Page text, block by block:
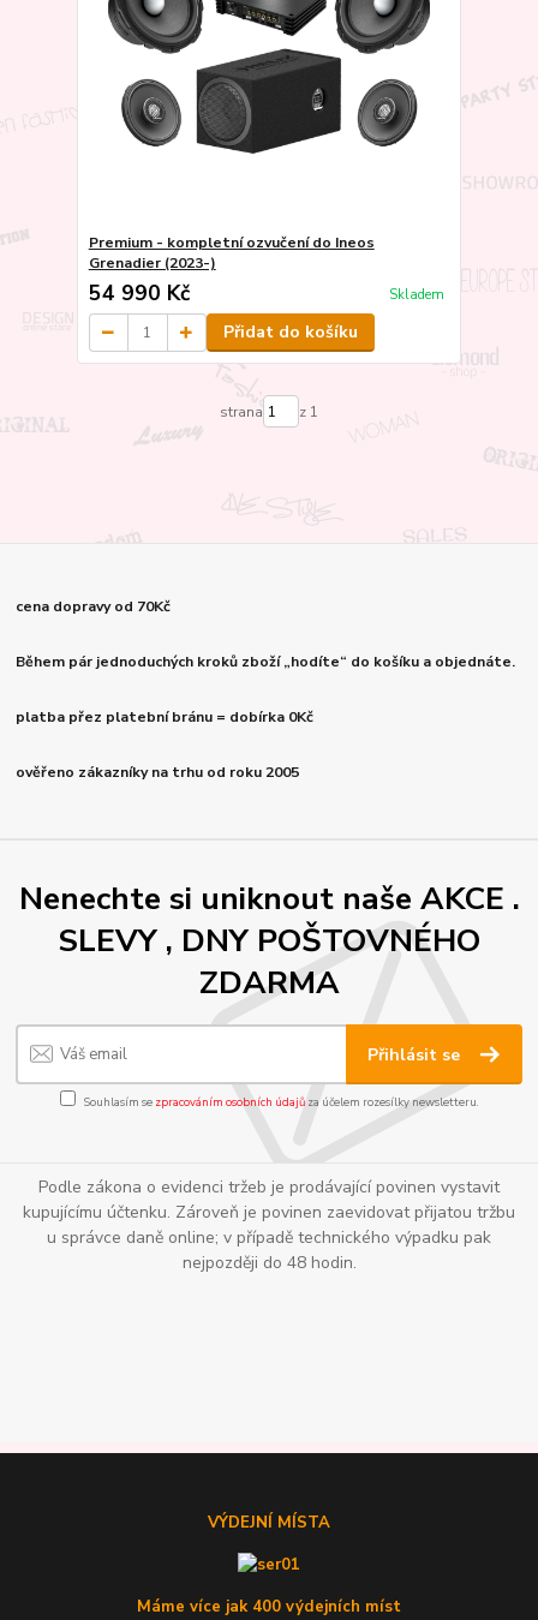
Premium - kompletní ozvučení do Ineos
Grenadier (2023-)
54 990 Kč Skladem
Přidat do košíku
strana z 1
cena dopravy od 70Kč
Během pár jednoduchých kroků zboží „hodíte“ do košíku a objednáte.
platba přez platební bránu = dobírka 0Kč
ověřeno zákazníky na trhu od roku 2005
Nenechte si uniknout naše AKCE .
SLEVY , DNY POŠTOVNÉHO
ZDARMA
Přihlásit se
Souhlasím se zpracováním osobních údajůza účelem rozesílky newsletteru.
Podle zákona o evidenci tržeb je prodávající povinen vystavit
kupujícímu účtenku. Zároveň je povinen zaevidovat přijatou tržbu
u správce daně online; v případě technického výpadku pak
nejpozději do 48 hodin.
VÝDEJNÍ MÍSTA
Máme více jak 400 výdejních míst